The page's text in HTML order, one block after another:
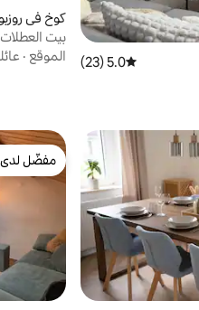
متوسط التقييم 5.0 من 5، 23 مراجعات
5.0 (23)
كوخ في
بيت
الموقع ·
مفضّل
مفضّل